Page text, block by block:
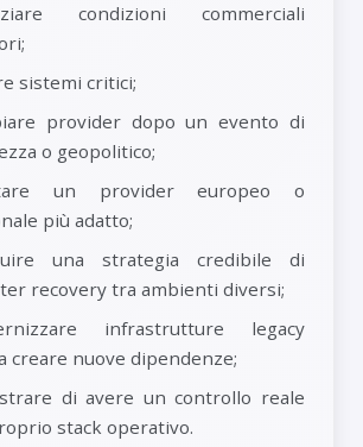
condizioni commerciali
sistemi critici;
provider dopo un evento di
o geopolitico;
un provider europeo o
più adatto;
una strategia credibile di
recovery tra ambienti diversi;
infrastrutture legacy
creare nuove dipendenze;
di avere un controllo reale
stack operativo.